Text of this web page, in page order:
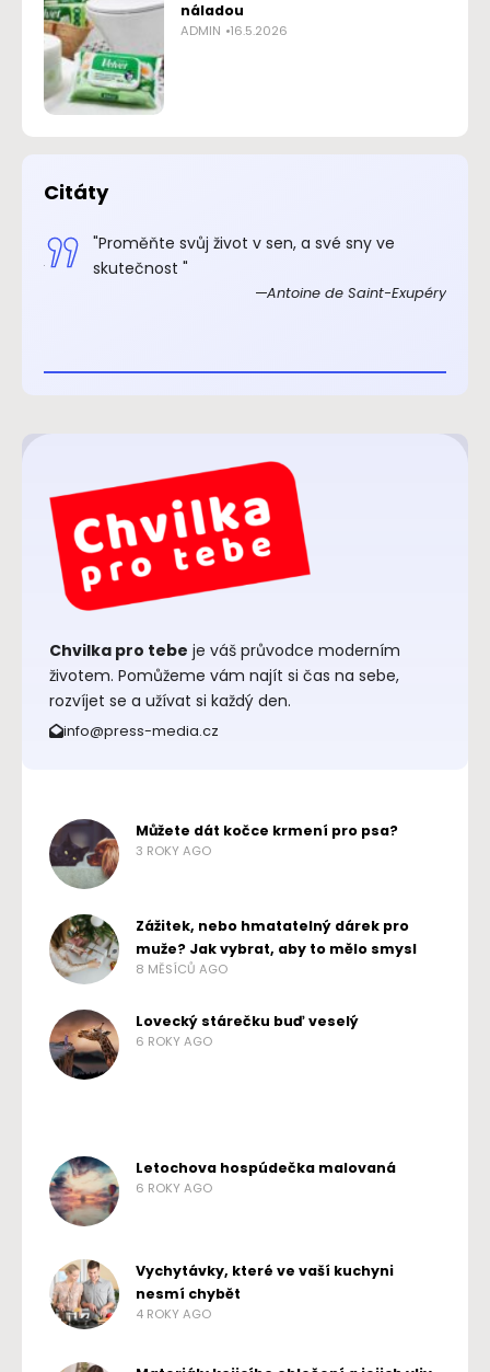
náladou
ADMIN 16.5.2026
Citáty
"Proměňte svůj život v sen, a své sny ve
skutečnost "
Antoine de Saint-Exupéry
Chvilka pro tebe je váš průvodce moderním
životem. Pomůžeme vám najít si čas na sebe,
rozvíjet se a užívat si každý den.
info@press-media.cz
Můžete dát kočce krmení pro psa?
3 ROKY AGO
Zážitek, nebo hmatatelný dárek pro
muže? Jak vybrat, aby to mělo smysl
8 MĚSÍCŮ AGO
Lovecký stárečku buď veselý
6 ROKY AGO
Letochova hospúdečka malovaná
6 ROKY AGO
Vychytávky, které ve vaší kuchyni
nesmí chybět
4 ROKY AGO